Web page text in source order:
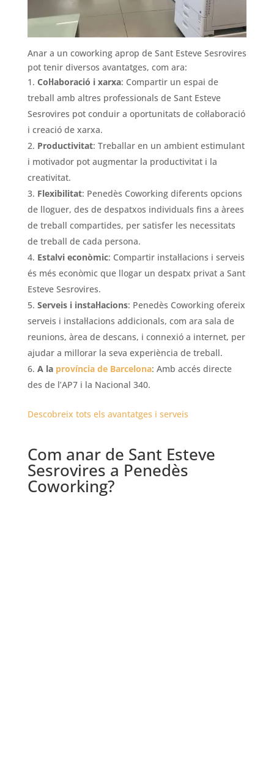
Anar a un coworking aprop de Sant Esteve Sesrovires
pot tenir diversos avantatges, com ara:
Col·laboració i xarxa: Compartir un espai de
treball amb altres professionals de Sant Esteve
Sesrovires pot conduir a oportunitats de col·laboració
i creació de xarxa.
Productivitat: Treballar en un ambient estimulant
i motivador pot augmentar la productivitat i la
creativitat.
Flexibilitat: Penedès Coworking diferents opcions
de lloguer, des de despatxos individuals fins a àrees
de treball compartides, per satisfer les necessitats
de treball de cada persona.
Estalvi econòmic: Compartir instal·lacions i serveis
és més econòmic que llogar un despatx privat a Sant
Esteve Sesrovires.
Serveis i instal·lacions: Penedès Coworking ofereix
serveis i instal·lacions addicionals, com ara sala de
reunions, àrea de descans, i connexió a internet, per
ajudar a millorar la seva experiència de treball.
A la província de Barcelona: Amb accés directe
des de l’AP7 i la Nacional 340.
Descobreix tots els avantatges i serveis
Com anar de Sant Esteve
Sesrovires a Penedès
Coworking?